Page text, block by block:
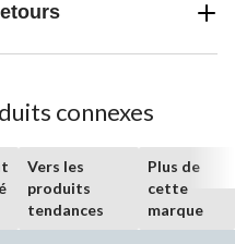
connexes
Vers les
produits
tendances
Plus de
cette
marque